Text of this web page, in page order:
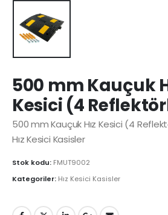
500 mm Kauçuk
Kesici (4
500 mm Kauçuk Hız Kesici (4
Hız Kesici Kasisler
Stok kodu: FMUT9002
Kategoriler: Hız Kesici Kasisler